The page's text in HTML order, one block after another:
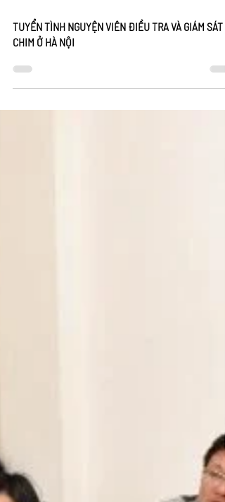
12 thg 10, 2021 2 phút đọc
TUYỂN TÌNH NGUYỆN VIÊN ĐIỀU TRA VÀ GIÁM SÁT
CHIM Ở HÀ NỘI